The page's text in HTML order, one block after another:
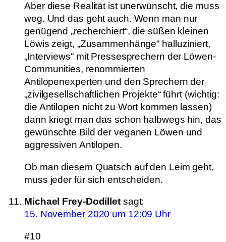
Aber diese Realität ist unerwünscht, die muss
weg. Und das geht auch. Wenn man nur
genügend „recherchiert“, die süßen kleinen
Löwis zeigt, „Zusammenhänge“ halluziniert,
„Interviews“ mit Pressesprechern der Löwen-
Communities, renommierten
Antilopenexperten und den Sprechern der
„zivilgesellschaftlichen Projekte“ führt (wichtig:
die Antilopen nicht zu Wort kommen lassen)
dann kriegt man das schon halbwegs hin, das
gewünschte Bild der veganen Löwen und
aggressiven Antilopen.
Ob man diesem Quatsch auf den Leim geht,
muss jeder für sich entscheiden.
Michael Frey-Dodillet sagt:
15. November 2020 um 12:09 Uhr
#10